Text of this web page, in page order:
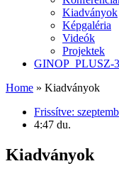
Kiadványok
Képgaléria
Videók
Projektek
GINOP_PLUSZ-
Home » Kiadványok
Frissítve:
4:47 du.
Kiadványok